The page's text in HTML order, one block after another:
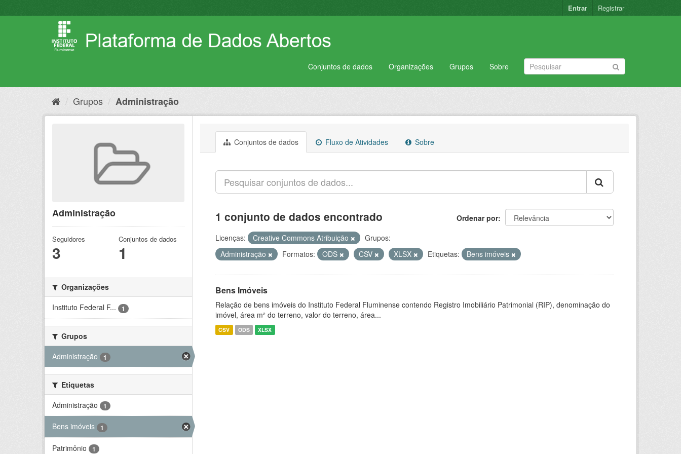
para
Entrar Registrar
Conjuntos de dados Organizações Grupos Sobre
Grupos Administração
Administração
Seguidores
3
Conjuntos de dados
1
Organizações
Instituto Federal F...
1
Grupos
Administração
1
Etiquetas
Administração
1
Bens imóveis 1
Patrimônio 1
Conjuntos de dados Fluxo de Atividades Sobre
Ordenar por
1 conjunto de dados encontrado
Licenças: Creative Commons Atribuição
Grupos:
Administração
Formatos: ODS CSV XLSX Etiquetas: Bens imóveis
Bens Imóveis
Relação de bens imóveis do Instituto Federal Fluminense contendo Registro Imobiliário Patrimonial (RIP), denominação do
imóvel, área m² do terreno, valor do terreno, área...
CSV ODS XLSX